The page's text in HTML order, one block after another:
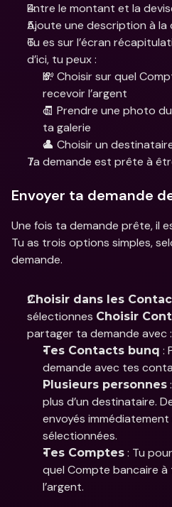
Entre le montant et la
Ajoute une description à la
Tu es sur l’écran
d’ici, tu peux :
💸 Choisir sur quel
recevoir l’argent
🧾 Prendre une photo
ta galerie
👤 Choisir un
Ta demande est prête à
Envoyer ta demande
Une fois ta demande prête, il
Tu as trois options simples,
demande.
Choisir dans les
sélectionnes Choisir
partager ta demande avec :
Tes Contacts bunq :
demande avec tes
Plusieurs personnes
plus d’un destinataire.
envoyés
sélectionnées.
Tes Comptes : Tu
quel Compte bancaire
l’argent.